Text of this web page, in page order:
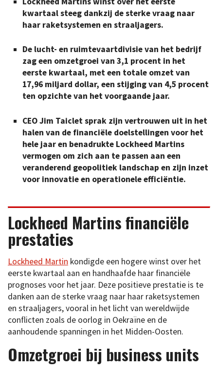
kwartaal steeg dankzij de sterke vraag naar
haar raketsystemen en straaljagers.
De lucht- en ruimtevaartdivisie van het bedrijf
zag een omzetgroei van 3,1 procent in het
eerste kwartaal, met een totale omzet van
17,96 miljard dollar, een stijging van 4,5 procent
ten opzichte van het voorgaande jaar.
CEO Jim Taiclet sprak zijn vertrouwen uit in het
halen van de financiële doelstellingen voor het
hele jaar en benadrukte Lockheed Martins
vermogen om zich aan te passen aan een
veranderend geopolitiek landschap en zijn inzet
voor innovatie en operationele efficiëntie.
Lockheed Martins financiële
prestaties
Lockheed Martin kondigde een hogere winst over het
eerste kwartaal aan en handhaafde haar financiële
prognoses voor het jaar. Deze positieve prestatie is te
danken aan de sterke vraag naar haar raketsystemen
en straaljagers, vooral in het licht van wereldwijde
conflicten zoals de oorlog in Oekraïne en de
aanhoudende spanningen in het Midden-Oosten.
Omzetgroei bij business units